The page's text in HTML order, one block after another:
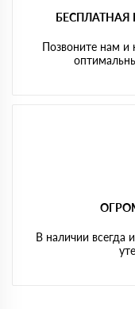
Позвоните нам
В наличии всегда